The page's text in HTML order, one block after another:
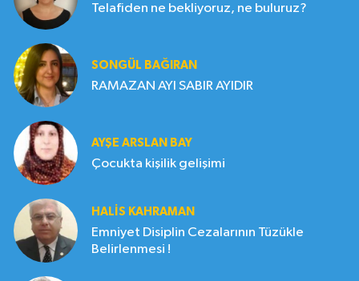
Telafiden ne bekliyoruz, ne buluruz?
SONGÜL BAĞIRAN
RAMAZAN AYI SABIR AYIDIR
AYŞE ARSLAN BAY
Çocukta kişilik gelişimi
HALIS KAHRAMAN
Emniyet Disiplin Cezalarının Tüzükle
Belirlenmesi !